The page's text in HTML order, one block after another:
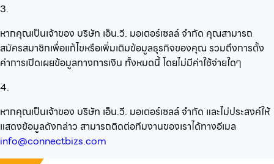
3.
หากคุณเป็นเจ้าของ บริษัท เอ็น.วี. มอเตอร์เซลล์ จำกัด คุณสามารถ
สมัครสมาชิกเพื่อแก้ไขหรือเพิ่มเติมข้อมูลธุรกิจของคุณ รวมถึงการตั้ง
ค่าการเปิดเผยข้อมูลทางการเงิน ทั้งหมดนี้ โดยไม่มีค่าใช้จ่ายใดๆ
4.
หากคุณเป็นเจ้าของ บริษัท เอ็น.วี. มอเตอร์เซลล์ จำกัด และไม่ประสงค์ให้
แสดงข้อมูลดังกล่าว สามารถติดต่อทีมงานของเราได้ทางอีเมล
info@connectbizs.com